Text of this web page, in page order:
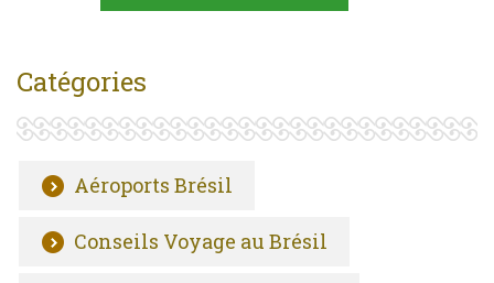
Catégories
Aéroports Brésil
Conseils Voyage au Brésil